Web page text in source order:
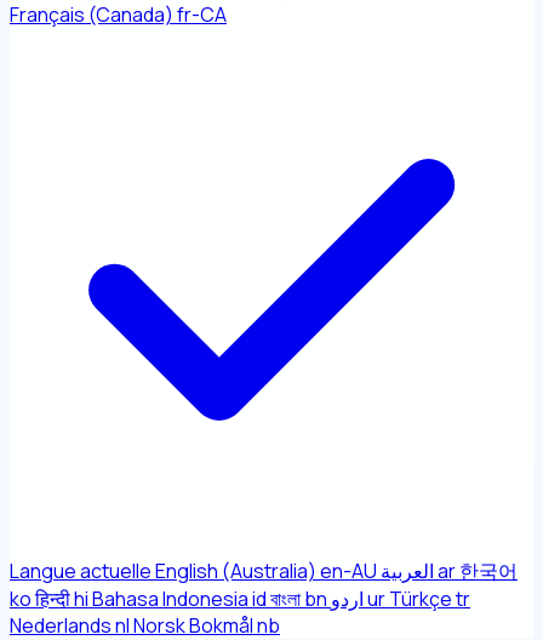
Français (Canada) fr-CA
Langue actuelleEnglish (Australia) en-AU العربيةar한국어
koहिन्दीhiBahasa Indonesiaidবাংলাbn اردوurTürkçetr
NederlandsnlNorsk Bokmålnb